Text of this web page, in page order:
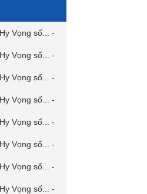
Vọng số...
-
Vọng số...
-
Vọng số...
-
Vọng số...
-
Vọng số...
-
Vọng số...
-
Vọng số...
-
Vọng số...
-